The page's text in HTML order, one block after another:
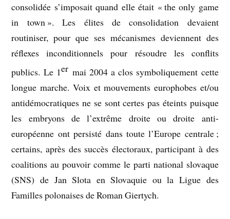
consolidée s’imposait quand elle était « the only game
in town ». Les élites de consolidation devaient
routiniser, pour que ses mécanismes deviennent des
réflexes inconditionnels pour résoudre les conflits
publics. Le 1ermai 2004 a clos symboliquement cette
longue marche. Voix et mouvements europhobes et/ou
antidémocratiques ne se sont certes pas éteints puisque
les embryons de l’extrême droite ou droite anti-
européenne ont persisté dans toute l’Europe centrale ;
certains, après des succès électoraux, participant à des
coalitions au pouvoir comme le parti national slovaque
(SNS) de Jan Slota en Slovaquie ou la Ligue des
Familles polonaises de Roman Giertych.